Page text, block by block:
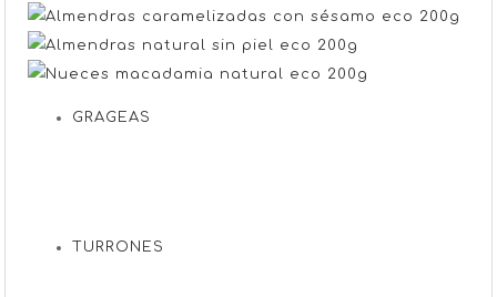
GRAGEAS
TURRONES